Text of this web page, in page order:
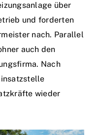
über
und forderten
nach. Parallel
auch den
Nach
wieder